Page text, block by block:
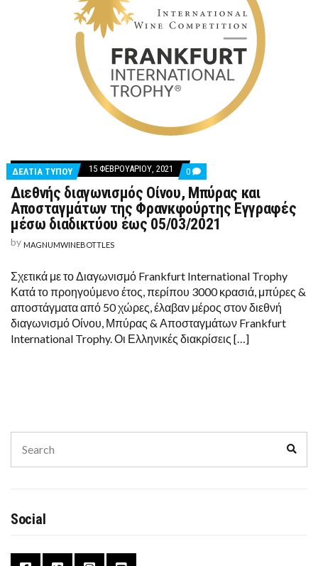
ΔΕΛΤΙΑ ΤΥΠΟΥ 15 ΦΕΒΡΟΥΑΡΊΟΥ, 2021 0 COMMENTS
ON
ΔΙΕΘΝΉΣ
ΔΙΑΓΩΝΙΣΜΌΣ
ΟΊΝΟΥ,
ΜΠΎΡΑΣ
ΕΓΓΡΑΦΈΣ
ΜΈΣΩ
ΔΙΑΔΙΚΤΎΟΥ
ΈΩΣ
05/03/2021
Διεθνής διαγωνισμός Οίνου, Μπύρας και
Αποσταγμάτων της Φρανκφούρτης Εγγραφές
μέσω διαδικτύου έως 05/03/2021
by MAGNUMWINEBOTTLES
Σχετικά με το Διαγωνισμό Frankfurt International Trophy
Κατά το προηγούμενο έτος, περίπου 3000 κρασιά, μπύρες &
αποστάγματα από 50 χώρες, έλαβαν μέρος στον διεθνή
διαγωνισμό Οίνου, Μπύρας & Αποσταγμάτων Frankfurt
International Trophy. Οι Ελληνικές διακρίσεις […]
for:
Social